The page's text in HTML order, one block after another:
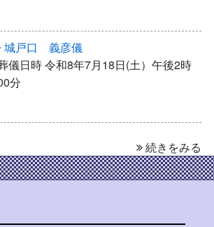
城戸口 義彦儀
儀日時 令和8年7月18日(土）午後2時
分
続きをみる